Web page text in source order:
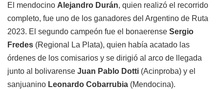
El mendocino Alejandro Durán, quien realizó el recorrido
completo, fue uno de los ganadores del Argentino de Ruta
2023. El segundo campeón fue el bonaerense Sergio
Fredes (Regional La Plata), quien había acatado las
órdenes de los comisarios y se dirigió al arco de llegada
junto al bolivarense Juan Pablo Dotti (Acinproba) y el
sanjuanino Leonardo Cobarrubia (Mendocina).